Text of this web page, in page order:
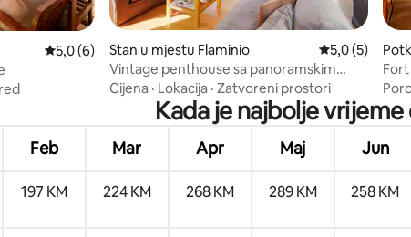
Prosječna ocjena: 5,0 od 5, recenzija: 6
5,0 (6)
Stan u mjestu Flaminio Prosječna
5,0 (5)
Vintage penthouse sa panoramskim
pogledom na Sv. Petra
Cijena · Lokacija · Zatvoreni prostori
Kada je najbolje vrijeme
Feb Mar Apr Maj Jun
197 KM 224 KM 268 KM 289 KM 258 KM